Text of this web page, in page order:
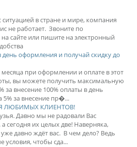
в стране и мире, компания
не работает. Звоните по
сайте или пишите на электронный
оформления и получай скидку до
при оформлении и оплате в этот
вы можете получить максимальную
за внесение 100% оплаты в день
за внесение пр�...
ЛЮБИМЫХ КЛИЕНТОВ!
Давно мы не радовали Вас
сегодня их целых две! Наверняка,
давно ждёт вас. В чем дело? Ведь
условия, чтобы сда...